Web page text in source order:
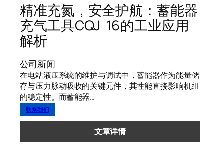
精准充氮，安全护航：蓄能器
充气工具CQJ-16的工业应用
解析
公司新闻
在电站液压系统的维护与调试中，蓄能器作为能量储
存与压力脉动吸收的关键元件，其性能直接影响机组
的稳定性。而蓄能器…
联系我们
文章详情